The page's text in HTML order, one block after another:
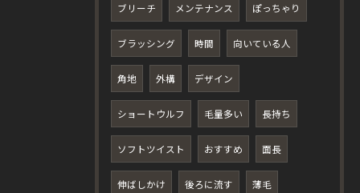
ブリーチ メンテナンス ぽっちゃり
ブラッシング 時間 向いている人
角地 外構 デザイン
ショートウルフ 毛量多い 長持ち
ソフトツイスト おすすめ 面長
伸ばしかけ 後ろに流す 薄毛